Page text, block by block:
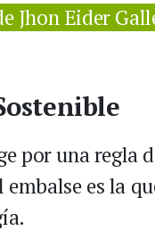
Jhon Eider
por una
es la